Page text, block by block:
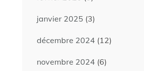
janvier 2025 (3)
décembre 2024 (12)
novembre 2024 (6)